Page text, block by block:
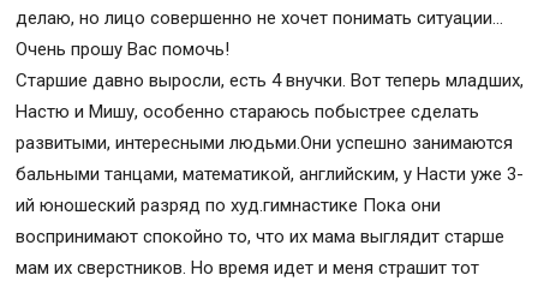
делаю, но лицо совершенно не хочет понимать ситуации…
Очень прошу Вас помочь!
Старшие давно выросли, есть 4 внучки. Вот теперь младших,
Настю и Мишу, особенно стараюсь побыстрее сделать
развитыми, интересными людьми.Они успешно занимаются
бальными танцами, математикой, английским, у Насти уже 3-
ий юношеский разряд по худ.гимнастике Пока они
воспринимают спокойно то, что их мама выглядит старше
мам их сверстников. Но время идет и меня страшит тот